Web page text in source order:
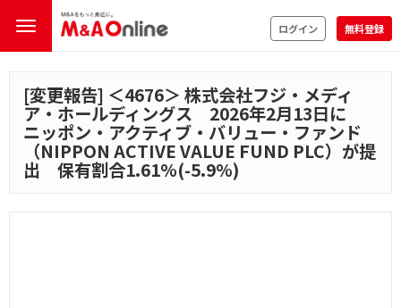
ログイン 無料登録
[変更報告] ＜4676＞ 株式会社フジ・メディ
ア・ホールディングス 2026年2月13日に
ニッポン・アクティブ・バリュー・ファンド
（NIPPON ACTIVE VALUE FUND PLC）が提
出 保有割合1.61%(-5.9%)